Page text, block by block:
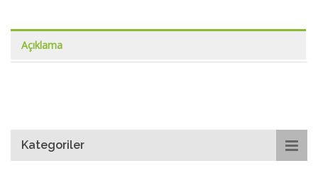
Açıklama
Kategoriler